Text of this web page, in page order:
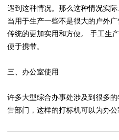
遇到这种情况。那么这种情况实
当用于生产一些不是很大的户外
传统的更加实用和方便。 手工生
便于携带。
三、办公室使用
许多大型综合办事处涉及到很多
告部门，这样的打标机可以为办公